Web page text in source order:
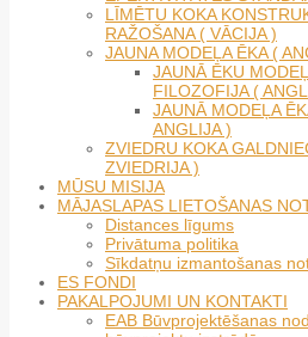
LĪMĒTU KOKA
RAŽOŠANA ( VĀCIJA )
JAUNA MODEĻA ĒKA (
JAUNĀ ĒKU
FILOZOFIJA (
JAUNĀ MODEĻA
ANGLIJA )
ZVIEDRU KOKA
ZVIEDRIJA )
MŪSU MISIJA
MĀJASLAPAS LIETOŠANAS
Distances līgums
Privātuma politika
Sīkdatņu izmantošanas
ES FONDI
PAKALPOJUMI UN KONTAKTI
EAB Būvprojektēšanas